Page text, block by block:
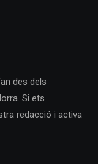
des dels
Si ets
redacció i activa